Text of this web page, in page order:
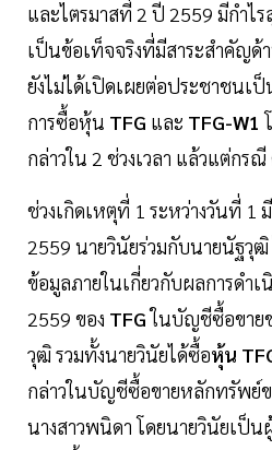
และไตรมาสที่ 2 ปี 2559 มีกำไ
เป็นข้อเท็จจริงที่มีสาระสำคัญด้
ยังไม่ได้เปิดเผยต่อประชาชนเ
การซื้อหุ้น TFG และ TFG-W1
กล่าวใน 2 ช่วงเวลา แล้วแต่กรณี
ช่วงเกิดเหตุที่ 1 ระหว่างวันที่
2559 นายวินัยร่วมกับนายนัฐวุ
ข้อมูลภายในเกี่ยวกับผลการดำ
2559 ของ TFGในบัญชีซื้อขาย
วุฒิ รวมทั้งนายวินัยได้ซื้อหุ้น
กล่าวในบัญชีซื้อขายหลักทรัพย์
นางสาวพนิดา โดยนายวินัยเป็